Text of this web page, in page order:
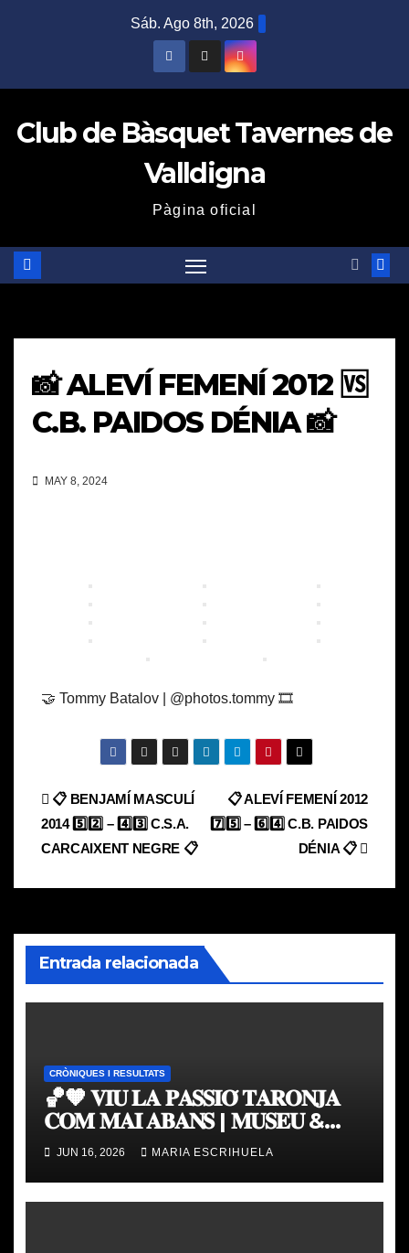
Sáb. Ago 8th, 2026
Club de Bàsquet Tavernes de
Valldigna
Pàgina oficial
📸 ALEVÍ FEMENÍ 2012 🆚
C.B. PAIDOS DÉNIA 📸
MAY 8, 2024
🤝 Tommy Batalov | @photos.tommy 🎞️
Navegación
de
entradas
📋 ALEVÍ FEMENÍ 2012
7️⃣5️⃣ – 6️⃣4️⃣ C.B. PAIDOS
DÉNIA 📋
📋 BENJAMÍ MASCULÍ
2014 5️⃣2️⃣ – 4️⃣3️⃣ C.S.A.
CARCAIXENT NEGRE 📋
Entrada relacionada
CRÒNIQUES I RESULTATS
🏀🧡 𝐕𝐈𝐔 𝐋𝐀 𝐏𝐀𝐒𝐒𝐈𝐎́ 𝐓𝐀𝐑𝐎𝐍𝐉𝐀
𝐂𝐎𝐌 𝐌𝐀𝐈 𝐀𝐁𝐀𝐍𝐒 | 𝐌𝐔𝐒𝐄𝐔 &
𝐓𝐎𝐔𝐑 𝐕𝐀𝐋𝐄𝐍𝐂𝐈𝐀 𝐁𝐀𝐒𝐊𝐄𝐓
JUN 16, 2026 MARIA ESCRIHUELA